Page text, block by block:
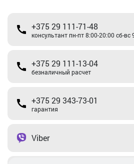
+375 29 111-71-48
консультант пн-пт 8:00-20:00 сб-вс
+375 29 111-13-04
безналичный расчет
+375 29 343-73-01
гарантия
Viber